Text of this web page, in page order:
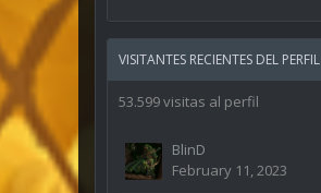
VISITANTES RECIENTES DEL PERFIL
53.599 visitas al perfil
BlinD
February 11, 2023